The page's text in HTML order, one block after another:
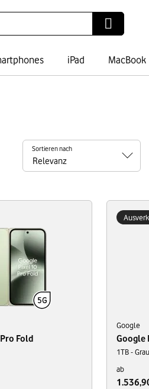
iPad MacBook
Sortieren nach
Fold
Google
Google
1TB - Grau
ab